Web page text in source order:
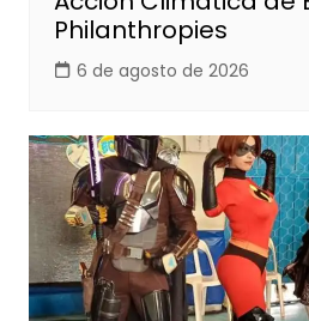
Philanthropies
6 de agosto de 2026